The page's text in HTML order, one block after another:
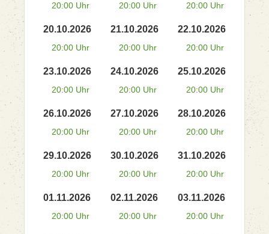
20:00 Uhr 20:00 Uhr 20:00 Uhr
20.10.2026
20:00 Uhr
21.10.2026
20:00 Uhr
22.10.2026
20:00 Uhr
23.10.2026
20:00 Uhr
24.10.2026
20:00 Uhr
25.10.2026
20:00 Uhr
26.10.2026
20:00 Uhr
27.10.2026
20:00 Uhr
28.10.2026
20:00 Uhr
29.10.2026
20:00 Uhr
30.10.2026
20:00 Uhr
31.10.2026
20:00 Uhr
01.11.2026
20:00 Uhr
02.11.2026
20:00 Uhr
03.11.2026
20:00 Uhr